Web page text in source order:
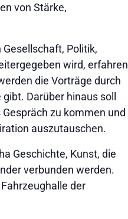
von Stärke,
Politik,
wird, erfahren
die Vorträge durch
Darüber hinaus soll
zu kommen und
auszutauschen.
Geschichte, Kunst, die
verbunden werden.
der